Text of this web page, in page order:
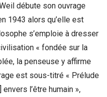
débute son ouvrage
1943 alors qu’elle est
s’emploie à dresser
« fondée sur la
la penseuse y affirme
est sous-titré « Prélude
envers l’être humain »,